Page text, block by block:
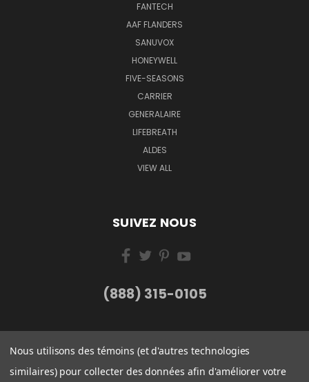
FANTECH
AAF FLANDERS
SANUVOX
HONEYWELL
FIVE-SEASONS
CARRIER
GENERALAIRE
LIFEBREATH
ALDES
VIEW ALL
SUIVEZ NOUS
(888) 315-0105
Nous utilisons des témoins (et d'autres technologies
similaires) pour collecter des données afin d'améliorer votre